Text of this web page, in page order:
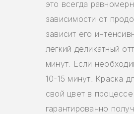
это всегда
зависимости от
зависит его
легкий деликатный
минут. Если
10-15 минут. Краска
свой цвет в
гарантированно